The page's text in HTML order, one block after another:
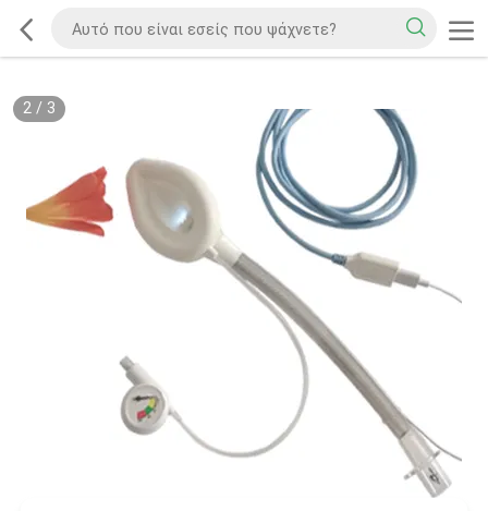
2/ 3